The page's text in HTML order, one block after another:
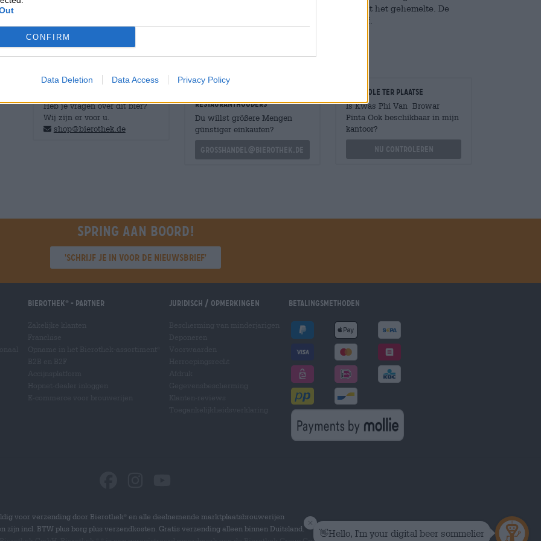
CONFIRM
Data Deletion Data Access Privacy Policy
pittige mix van sinaasappel, mandarijn, limoen, munt en tropische tonen verwent het gehemelte. De
frisse zuurgraad en een royale portie vanille ronden de smaakbeleving perfect af.
Heb je vragen over dit bier?
Wij zijn er voor u.
shop@bierothek.de
restauranthouders
Du willst größere Mengen
günstiger einkaufen?
grosshandel@bierothek.de
Controle ter plaatse
Is Kwas Phi Van Browar
Pinta Ook beschikbaar in mijn
kantoor?
Nu controleren
Spring aan boord!
'Schrijf je in voor de nieuwsbrief'
Bierothek - Partner Juridisch / Opmerkingen Betalingsmethoden
voor verzending door Bierothek
en alle deelnemende marktplaatsbrouwerijen
zijn incl. BTW plus borg plus verzendkosten. Gratis verzending alleen binnen Duitsland.